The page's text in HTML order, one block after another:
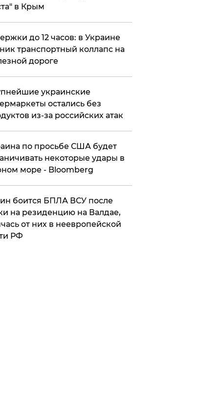
в Крым
до 12 часов: в Украине
транспортный коллапс на
дороге
украинские
остались без
из-за российских атак
по просьбе США будет
некоторые удары в
море - Bloomberg
боится БПЛА ВСУ после
на резиденцию на Валдае,
от них в неевропейской
РФ